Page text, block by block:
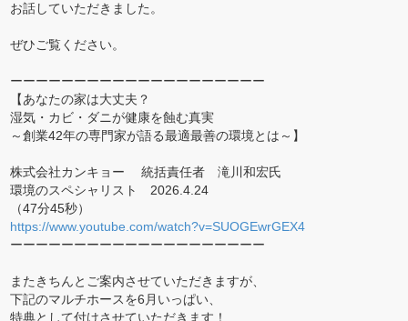
お話していただきました。
ぜひご覧ください。
ーーーーーーーーーーーーーーーーーーーー
【あなたの家は大丈夫？
湿気・カビ・ダニが健康を蝕む真実
～創業42年の専門家が語る最適最善の環境とは～】
株式会社カンキョー 統括責任者 滝川和宏氏
環境のスペシャリスト 2026.4.24
（47分45秒）
https://www.youtube.com/watch?v=SUOGEwrGEX4
ーーーーーーーーーーーーーーーーーーーー
またきちんとご案内させていただきますが、
下記のマルチホースを6月いっぱい、
特典として付けさせていただきます！